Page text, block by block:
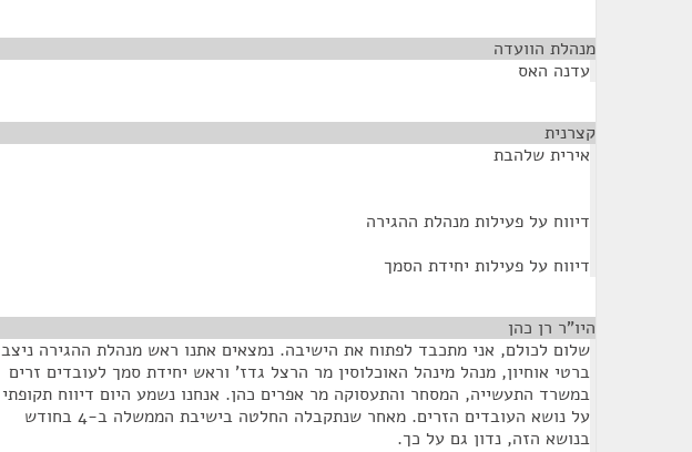
מנהלת הוועדה
עדנה האס
קצרנית
אירית שלהבת
דיווח על פעילות מנהלת ההגירה
דיווח על פעילות יחידת הסמך
היו"ר רן כהן
שלום לכולם, אני מתכבד לפתוח את הישיבה. נמצאים אתנו ראש מנהלת ההגירה ניצב
ברטי אוחיון, מנהל מינהל האוכלוסין מר הרצל גדז' וראש יחידת סמך לעובדים זרים
במשרד התעשייה, המסחר והתעסוקה מר אפרים כהן. אנחנו נשמע היום דיווח תקופתי
על נושא העובדים הזרים. מאחר שנתקבלה החלטה בישיבת הממשלה ב-4 בחודש
בנושא הזה, נדון גם על כך.